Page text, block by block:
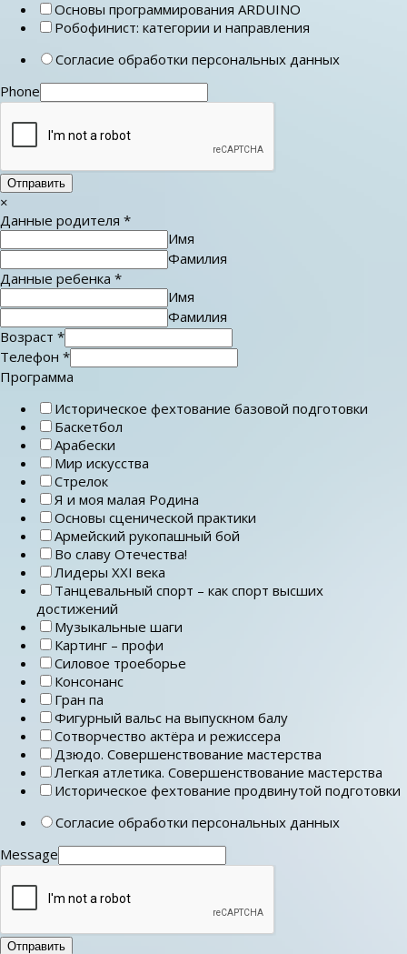
Основы программирования ARDUINO
Робофинист: категории и направления
Согласие обработки персональных данных
Phone
Отправить
×
Данные родителя *
Имя
Фамилия
Данные ребенка *
Имя
Фамилия
Возраст *
Телефон *
Программа
Историческое фехтование базовой подготовки
Баскетбол
Арабески
Мир искусства
Стрелок
Я и моя малая Родина
Основы сценической практики
Армейский рукопашный бой
Во славу Отечества!
Лидеры ХХI века
Танцевальный спорт – как спорт высших
достижений
Музыкальные шаги
Картинг – профи
Силовое троеборье
Консонанс
Гран па
Фигурный вальс на выпускном балу
Сотворчество актёра и режиссера
Дзюдо. Совершенствование мастерства
Легкая атлетика. Совершенствование мастерства
Историческое фехтование продвинутой подготовки
Согласие обработки персональных данных
Message
Отправить